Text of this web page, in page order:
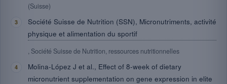
(Suisse)
Société Suisse de Nutrition (SSN), Micronutriments, activité
physique et alimentation du sportif
, Société Suisse de Nutrition, ressources nutritionnelles
Molina-López J et al., Effect of 8-week of dietary
micronutrient supplementation on gene expression in elite